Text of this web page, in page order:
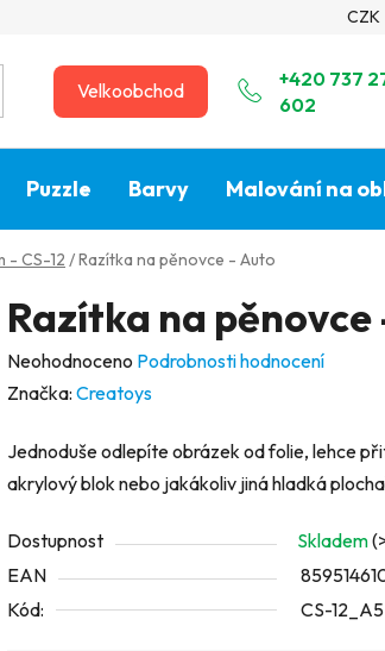
CZK
Velkoobchod
+420 737
602
Puzzle Barvy Malování na
- CS-12 /Razítka na pěnovce - Auto
Razítka na pěnovce
Průměrné
hodnocení
je
0,0
5
hvězdiček.
Neohodnoceno Podrobnosti hodnocení
Značka: Creatoys
Jednoduše odlepíte obrázek od folie, lehce
akrylový blok nebo jakákoliv jiná hladká
Dostupnost Skladem
EAN
Kód:
CS-12_A5